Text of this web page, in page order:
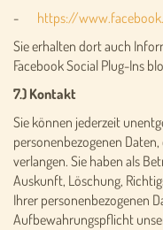
- https://
Sie erhalten dort auch
Facebook Social Plug-Ins
7.) Kontakt
Sie können jederzeit
personenbezogenen
verlangen. Sie haben als
Auskunft, Löschung,
Ihrer personenbezogenen
Aufbewahrungspflicht